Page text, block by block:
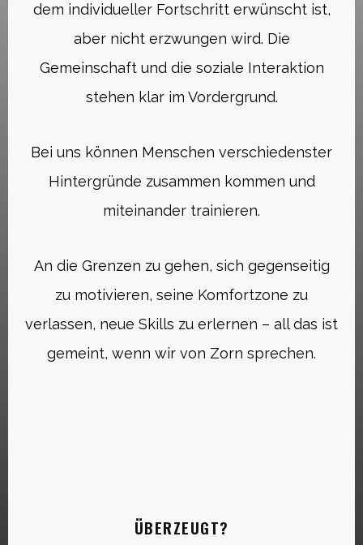
dem individueller Fortschritt erwünscht ist,
aber nicht erzwungen wird. Die
Gemeinschaft und die soziale Interaktion
stehen klar im Vordergrund.
Bei uns können Menschen verschiedenster
Hintergründe zusammen kommen und
miteinander trainieren.
An die Grenzen zu gehen, sich gegenseitig
zu motivieren, seine Komfortzone zu
verlassen, neue Skills zu erlernen – all das ist
gemeint, wenn wir von Zorn sprechen.
ÜBERZEUGT?